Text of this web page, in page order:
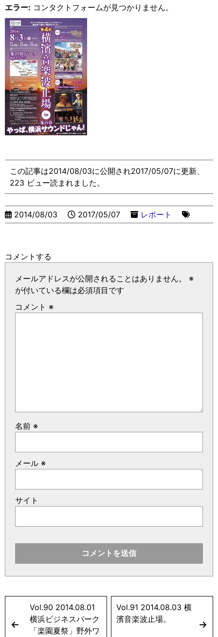
エラー: コンタクトフォームが見つかりません。
この記事は2014/08/03に公開され2017/05/07に更新、
223 ビュー読まれました。
2014/08/03 2017/05/07 レポート
コメントする
メールアドレスが公開されることはありません。
※
が付いている欄は必須項目です
コメント ※
名前 ※
メール ※
サイト
Vol.90 2014.08.01
横浜ビジネスパーク
「楽園夏祭」野外ワ
Vol.91 2014.08.03 横
濱音楽波止場。